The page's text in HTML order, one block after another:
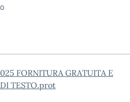
FORNITURA GRATUITA E
TESTO.prot